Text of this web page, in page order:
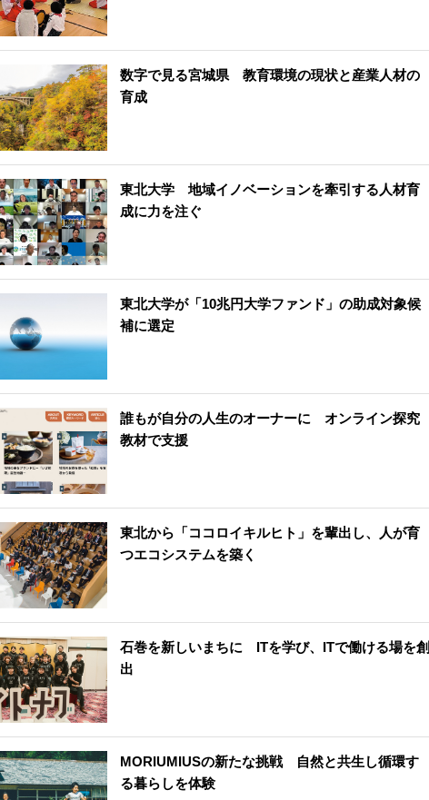
数字で見る宮城県 教育環境の現状と産業人材の
育成
東北大学 地域イノベーションを牽引する人材育
成に力を注ぐ
東北大学が「10兆円大学ファンド」の助成対象候
補に選定
誰もが自分の人生のオーナーに オンライン探究
教材で支援
東北から「ココロイキルヒト」を輩出し、人が育
つエコシステムを築く
石巻を新しいまちに ITを学び、ITで働ける場を創
出
MORIUMIUSの新たな挑戦 自然と共生し循環す
る暮らしを体験